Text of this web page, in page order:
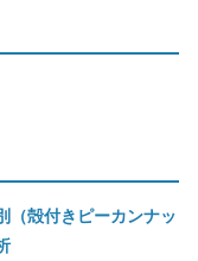
（殻付きピーカンナッ